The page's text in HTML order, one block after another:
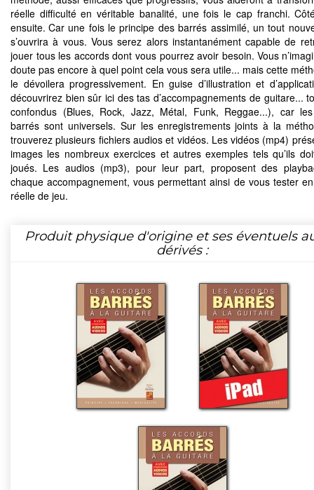
réelle difficulté en véritable banalité, une fois le cap franchi.
ensuite. Car une fois le principe des barrés assimilé, un tout
s’ouvrira à vous. Vous serez alors instantanément capable de
jouer tous les accords dont vous pourrez avoir besoin. Vous
doute pas encore à quel point cela vous sera utile... mais cette
le dévoilera progressivement. En guise d’illustration et
découvrirez bien sûr ici des tas d’accompagnements de guitare...
confondus (Blues, Rock, Jazz, Métal, Funk, Reggae...), car
barrés sont universels. Sur les enregistrements joints à la
trouverez plusieurs fichiers audios et vidéos. Les vidéos (mp4)
images les nombreux exercices et autres exemples tels qu’ils
joués. Les audios (mp3), pour leur part, proposent des
chaque accompagnement, vous permettant ainsi de vous tester
réelle de jeu.
Produit physique d'origine et ses éventuels
dérivés :